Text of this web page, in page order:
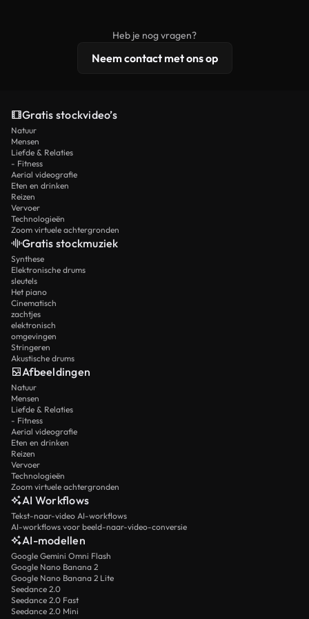
licentiebescherming omvat.
Heb je nog vragen?
Neem contact met ons op
Gratis stockvideo’s
Natuur
Mensen
Liefde & Relaties
- Fitness
Aerial videografie
Eten en drinken
Reizen
Vervoer
Technologieën
Zoom virtuele achtergronden
Gratis stockmuziek
Synthese
Elektronische drums
sleutels
Het piano
Cinematisch
zachtjes
elektronisch
omgevingen
Stringeren
Akustische drums
Afbeeldingen
Natuur
Mensen
Liefde & Relaties
- Fitness
Aerial videografie
Eten en drinken
Reizen
Vervoer
Technologieën
Zoom virtuele achtergronden
AI Workflows
Tekst-naar-video AI-workflows
AI-workflows voor beeld-naar-video-conversie
AI-modellen
Google Gemini Omni Flash
Google Nano Banana 2
Google Nano Banana 2 Lite
Seedance 2.0
Seedance 2.0 Fast
Seedance 2.0 Mini